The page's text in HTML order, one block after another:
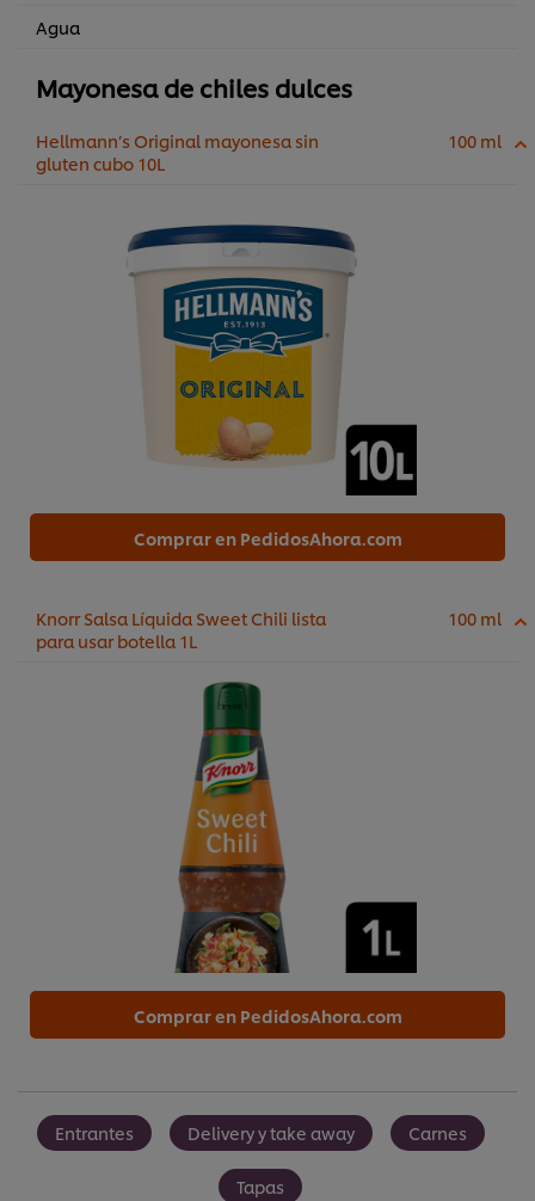
Agua
Mayonesa de chiles dulces
Hellmann’s Original mayonesa sin
gluten cubo 10L
100 ml
Comprar en PedidosAhora.com
Knorr Salsa Líquida Sweet Chili lista
para usar botella 1L
100 ml
Comprar en PedidosAhora.com
Entrantes Delivery y take away Carnes
Tapas